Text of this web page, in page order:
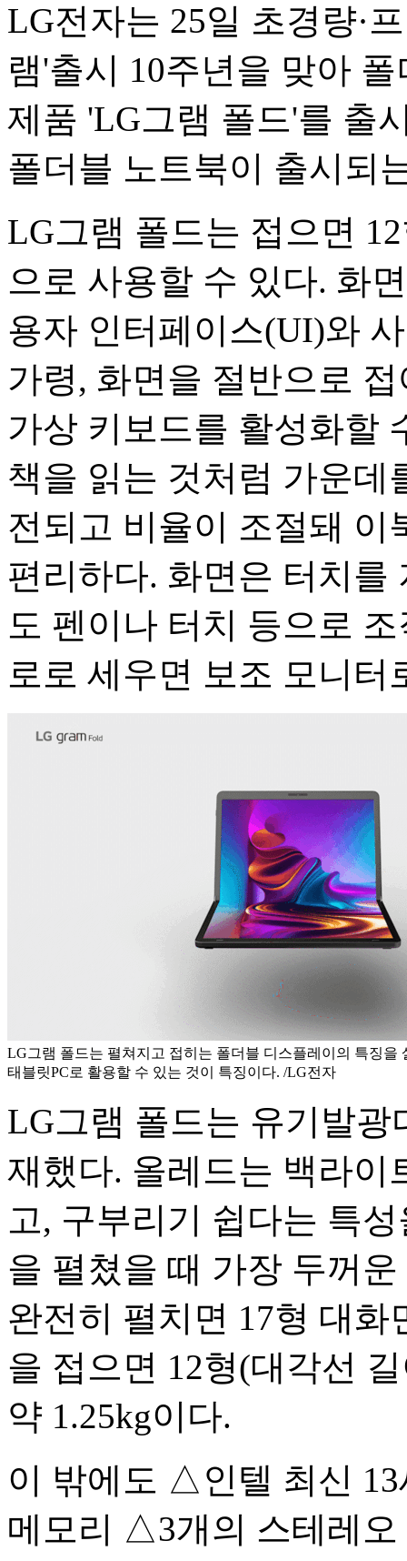
LG전자는 25일 초경량·
램'출시 10주년을 맞아
제품 'LG그램 폴드'를 출
폴더블 노트북이 출시되
LG그램 폴드는 접으면
으로 사용할 수 있다. 화
용자 인터페이스(UI)와
가령, 화면을 절반으로
가상 키보드를 활성화할
책을 읽는 것처럼 가운데
전되고 비율이 조절돼 이
편리하다. 화면은 터치를
도 펜이나 터치 등으로
로로 세우면 보조 모니터
LG그램 폴드는 펼쳐지고 접히는 폴더블 디스플레이의 특징을
태블릿PC로 활용할 수 있는 것이 특징이다. /LG전자
LG그램 폴드는 유기발
재했다. 올레드는 백라이
고, 구부리기 쉽다는 특
을 펼쳤을 때 가장 두꺼
완전히 펼치면 17형 대화
을 접으면 12형(대각선
약 1.25kg이다.
이 밖에도 △인텔 최신
메모리 △3개의 스테레